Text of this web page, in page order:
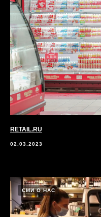
RETAIL.RU
02.03.2023
СМИ О НАС